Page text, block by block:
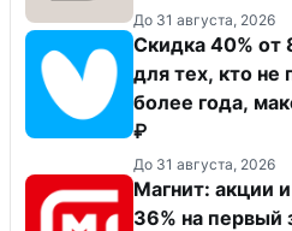
До 31 августа, 2026
Скидка 40% от
для тех, кто не
более года,
₽
До 31 августа, 2026
Магнит: акции
36% на первый